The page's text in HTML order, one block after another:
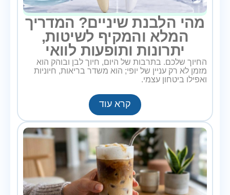
מהי הלבנת שיניים? המדריך
המלא והמקיף לשיטות,
יתרונות ותופעות לוואי
החיוך שלכם. בתרבות של היום, חיוך לבן ובוהק הוא
מזמן לא רק עניין של יופי; הוא משדר בריאות, חיוניות
ואפילו ביטחון עצמי.
קרא עוד